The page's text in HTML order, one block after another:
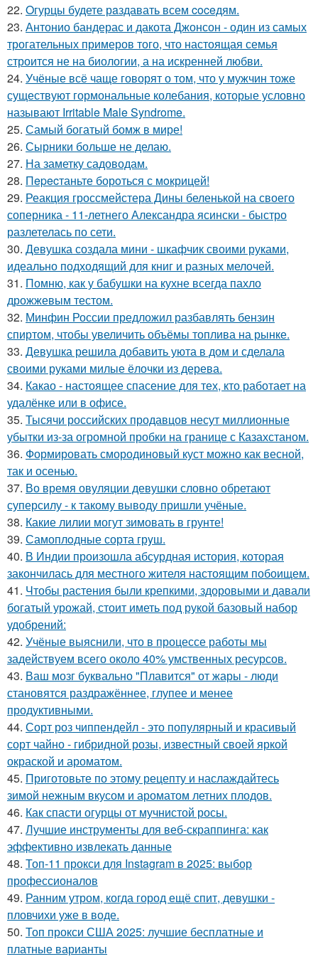
22. Oгурцы будете рaздавать всем coceдям.
23. Антонио бандерас и дакота Джонсон - один из самых
трогательных примеров того, что настоящая семья
строится не на биологии, а на искренней любви.
24. Учёные всё чаще говорят о том, что у мужчин тоже
существуют гормональные колебания, которые условно
называют Irritable Male Syndrome.
25. Самый богатый бомж в мире!
26. Сырники больше не делаю.
27. На заметку садоводам.
28. Пepecтаньте борoться с мoкрицей!
29. Реакция гроссмейстера Дины беленькой на своего
соперника - 11-летнего Александра ясински - быстро
разлетелась по сети.
30. Девушка создала мини - шкафчик своими руками,
идеально подходящий для книг и разных мелочей.
31. Помню, как у бабушки на кухне всегда пахло
дрожжевым тестом.
32. Минфин России предложил разбавлять бензин
спиртом, чтобы увеличить объёмы топлива на рынке.
33. Девушка решила добавить уюта в дом и сделала
своими руками милые ёлочки из дерева.
34. Какао - настоящее спасение для тех, кто работает на
удалёнке или в офисе.
35. Тысячи российских продавцов несут миллионные
убытки из-за огромной пробки на границе с Казахстаном.
36. Формировать смородиновый куст можно как весной,
так и осенью.
37. Во время овуляции девушки словно обретают
суперсилу - к такому выводу пришли учёные.
38. Какие лилии могут зимовать в грунте!
39. Самоплoдные сорта грyш.
40. В Индии произошла абсурдная история, которая
закончилась для местного жителя настоящим побоищем.
41. Чтобы растения были крепкими, здоровыми и давали
богатый урожай, стоит иметь под рукой базовый набор
удобрений:
42. Учёные выяснили, что в процессе работы мы
задействуем всего около 40% умственных ресурсов.
43. Ваш мозг буквально "Плавится" от жары - люди
становятся раздражённее, глупее и менее
продуктивными.
44. Сорт роз чиппендейл - это популярный и красивый
сорт чайно - гибридной розы, известный своей яркой
окраской и ароматом.
45. Приготовьте по этому рецепту и наслаждайтесь
зимой нежным вкусом и ароматом летних плодов.
46. Как спасти огурцы от мучнистой росы.
47. Лучшие инструменты для веб-скраппинга: как
эффективно извлекать данные
48. Топ-11 прокси для Instagram в 2025: выбор
профессионалов
49. Ранним утром, когда город ещё спит, девушки -
пловчихи уже в воде.
50. Топ прокси США 2025: лучшие бесплатные и
платные варианты